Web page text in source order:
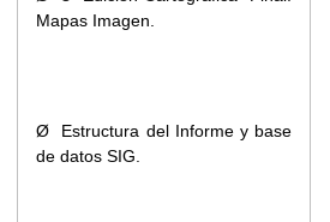
Mapas Imagen.
Ø Estructura del Informe y base
de datos SIG.